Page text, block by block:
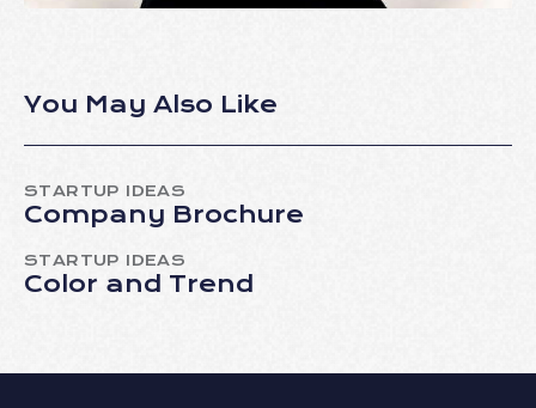
You May Also Like
STARTUP IDEAS
Company Brochure
STARTUP IDEAS
Color and Trend